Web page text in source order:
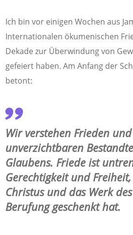
Ich bin vor einigen Wochen aus
Internationalen ökumenischen
Dekade zur Überwindung von
gefeiert haben. Am Anfang der
betont:
Wir verstehen Frieden
unverzichtbaren
Glaubens. Friede ist
Gerechtigkeit und
Christus und das Werk
Berufung geschenkt hat.